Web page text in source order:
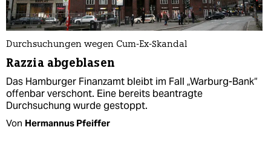
Durchsuchungen wegen Cum-Ex-Skandal
Razzia abgeblasen
Das Hamburger Finanzamt bleibt im Fall „Warburg-Bank“
offenbar verschont. Eine bereits beantragte
Durchsuchung wurde gestoppt.
Von Hermannus Pfeiffer